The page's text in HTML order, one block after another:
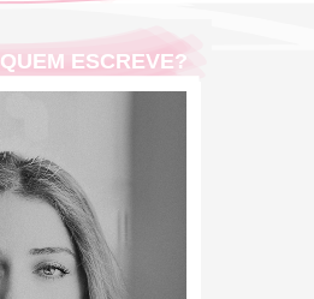
QUEM ESCREVE?